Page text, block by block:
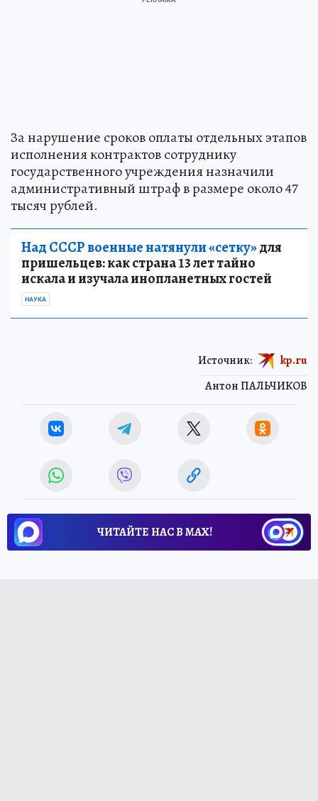
За нарушение сроков оплаты отдельных этапов
исполнения контрактов сотруднику
государственного учреждения назначили
административный штраф в размере около 47
тысяч рублей.
Над СССР военные натянули «сетку»для
пришельцев: как страна 13 лет тайно
искала и изучала инопланетных гостей
НАУКА
Антон ПАЛЬЧИКОВ
Источник: kp.ru
ЧИТАЙТЕ НАС В МАХ!